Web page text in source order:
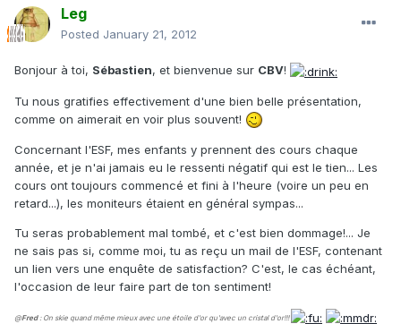
Leg
Posted January 21, 2012
Bonjour à toi, Sébastien, et bienvenue sur CBV!
Tu nous gratifies effectivement d'une bien belle présentation,
comme on aimerait en voir plus souvent!
Concernant l'ESF, mes enfants y prennent des cours chaque
année, et je n'ai jamais eu le ressenti négatif qui est le tien... Les
cours ont toujours commencé et fini à l'heure (voire un peu en
retard...), les moniteurs étaient en général sympas...
Tu seras probablement mal tombé, et c'est bien dommage!... Je
ne sais pas si, comme moi, tu as reçu un mail de l'ESF, contenant
un lien vers une enquête de satisfaction? C'est, le cas échéant,
l'occasion de leur faire part de ton sentiment!
@Fred: On skie quand même mieux avec une étoile d'or qu'avec un cristal d'or!!!